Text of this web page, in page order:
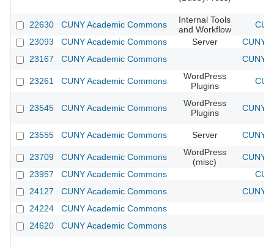
22630 CUNY Academic Commons
Internal Tools
and Workflow
23093
CUNY Academic Commons Server
CUNY
23167
CUNY Academic Commons CUNY
23261 CUNY Academic Commons
WordPress
Plugins
23545 CUNY Academic Commons
WordPress
Plugins
CUNY
23555 CUNY Academic Commons Server CUNY
23709 CUNY Academic Commons
WordPress
(misc)
CUNY
23957
CUNY Academic Commons
24127
CUNY Academic Commons
CUNY
24224
CUNY Academic Commons
24620
CUNY Academic Commons